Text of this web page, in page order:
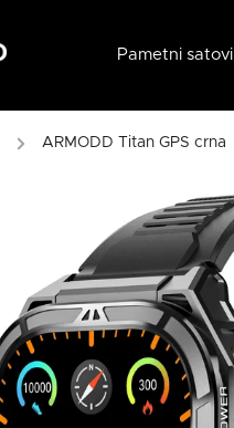
Pametni satovi
/ ARMODD Titan GPS crna